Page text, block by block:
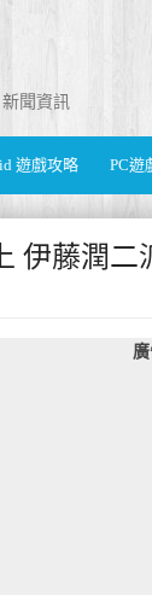
聞資訊
遊戲攻略 PC遊
伊藤潤二